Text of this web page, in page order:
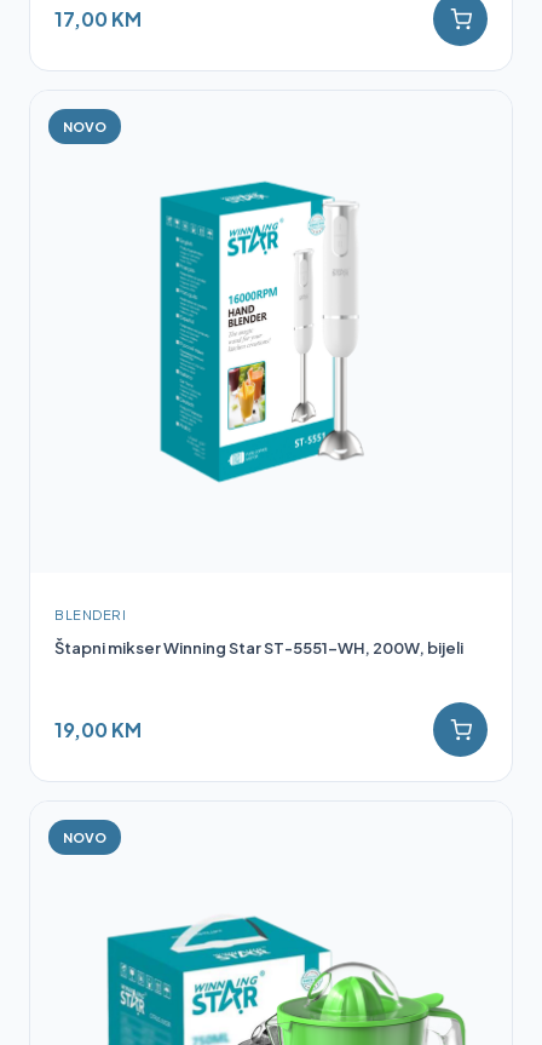
17,00 KM
NOVO
BLENDERI
Štapni mikser Winning Star ST-5551-WH, 200W, bijeli
19,00 KM
NOVO